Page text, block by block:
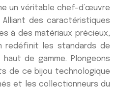
un véritable chef-d’œuvre
Alliant des caractéristiques
à des matériaux précieux,
redéfinit les standards de
haut de gamme. Plongeons
de ce bijou technologique
et les collectionneurs du